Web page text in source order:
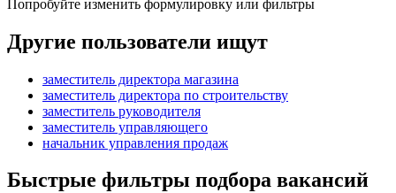
Попробуйте изменить формулировку или фильтры
Другие пользователи ищут
заместитель директора магазина
заместитель директора по строительству
заместитель руководителя
заместитель управляющего
начальник управления продаж
Быстрые фильтры подбора вакансий